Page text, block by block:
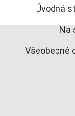
Úvodná
Na
Všeobecné